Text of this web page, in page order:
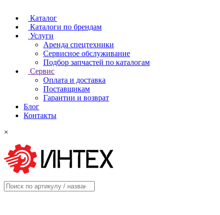
Каталог
Каталоги по брендам
Услуги
Аренда спецтехники
Сервисное обслуживание
Подбор запчастей по каталогам
Сервис
Оплата и доставка
Поставщикам
Гарантии и возврат
Блог
Контакты
×